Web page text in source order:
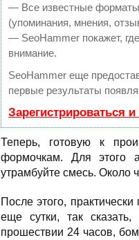
— Все известные
(упоминания, мнения,
— SeoHammer покажет,
внимание.
SeoHammer еще
первые результаты
Зарегистрироваться
Теперь, готовую к
формочкам. Для этого
утрамбуйте смесь. Около
После этого,
еще сутки, так
прошествии 24 часов,